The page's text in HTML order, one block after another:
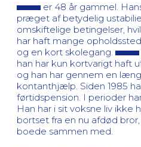
er 48 år gammel.
præget af betydelig
omskiftelige betingelser,
har haft mange
og en kort skolegang.
han har kun kortvarigt haft
og han har gennem en
kontanthjælp. Siden 1985
førtidspension. I perioder
Han har i sit voksne liv ikke
bortset fra en nu afdød
boede sammen med.